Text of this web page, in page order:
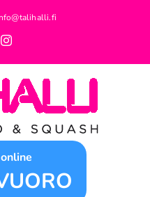
Instagram